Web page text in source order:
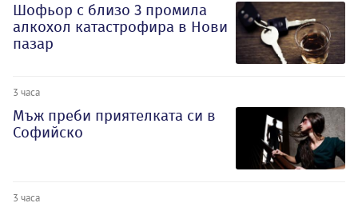
Шофьор с близо 3 промила
алкохол катастрофира в Нови
пазар
3 часа
Мъж преби приятелката си в
Софийско
3 часа